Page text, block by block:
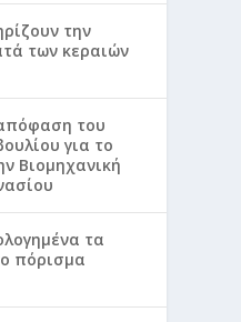
την
των κεραιών
του
για το
Βιομηχανική
τα
πόρισμα